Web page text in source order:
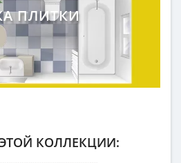
ПЛИТКИ
КОЛЛЕКЦИИ: